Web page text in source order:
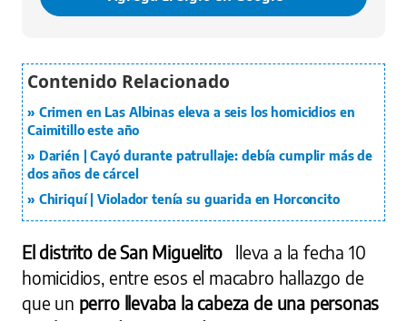
Crimen en Las Albinas eleva a seis los homicidios en
Caimitillo este año
Darién | Cayó durante patrullaje: debía cumplir más de
dos años de cárcel
Chiriquí | Violador tenía su guarida en Horconcito
El distrito de San Miguelito
lleva a la fecha 10
homicidios, entre esos el macabro hallazgo de
que un perro llevaba la cabeza de una personas